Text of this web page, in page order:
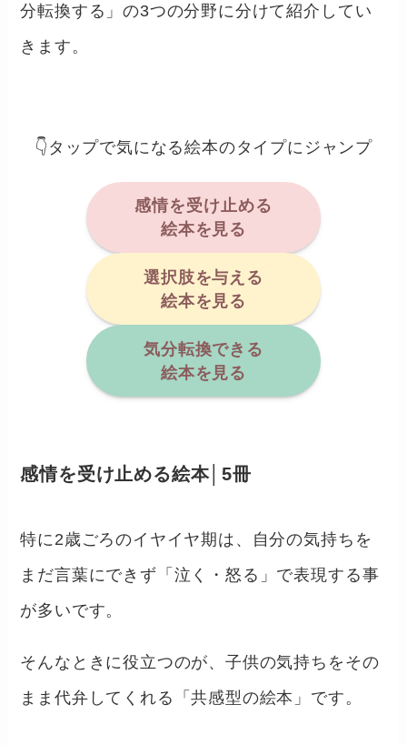
分転換する」の3つの分野に分けて紹介してい
きます。
👇タップで気になる絵本のタイプにジャンプ
感情を受け止める
絵本を見る
選択肢を与える
絵本を見る
気分転換できる
絵本を見る
感情を受け止める絵本│5冊
特に2歳ごろのイヤイヤ期は、自分の気持ちを
まだ言葉にできず「泣く・怒る」で表現する事
が多いです。
そんなときに役立つのが、子供の気持ちをその
まま代弁してくれる「共感型の絵本」です。